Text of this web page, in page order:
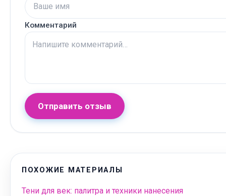
Комментарий
Отправить отзыв
ПОХОЖИЕ МАТЕРИАЛЫ
Тени для век: палитра и техники нанесения